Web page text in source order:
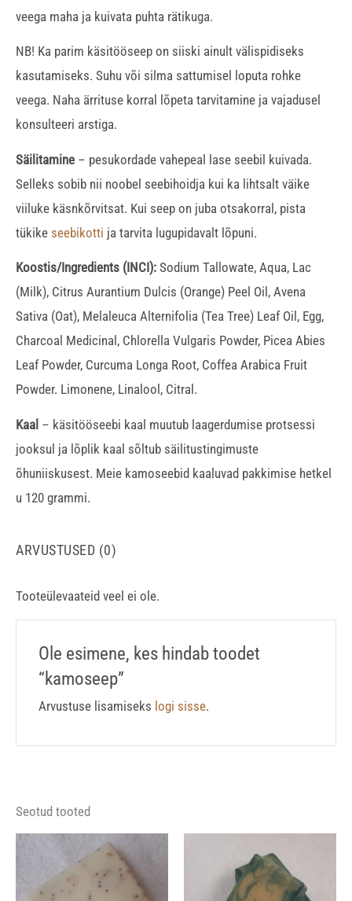
veega maha ja kuivata puhta rätikuga.
NB! Ka parim käsitööseep on siiski ainult välispidiseks
kasutamiseks. Suhu või silma sattumisel loputa rohke
veega. Naha ärrituse korral lõpeta tarvitamine ja vajadusel
konsulteeri arstiga.
Säilitamine – pesukordade vahepeal lase seebil kuivada.
Selleks sobib nii noobel seebihoidja kui ka lihtsalt väike
viiluke käsnkõrvitsat. Kui seep on juba otsakorral, pista
tükike seebikotti ja tarvita lugupidavalt lõpuni.
Koostis/Ingredients (INCI): Sodium Tallowate, Aqua, Lac
(Milk), Citrus Aurantium Dulcis (Orange) Peel Oil, Avena
Sativa (Oat), Melaleuca Alternifolia (Tea Tree) Leaf Oil, Egg,
Charcoal Medicinal, Chlorella Vulgaris Powder, Picea Abies
Leaf Powder, Curcuma Longa Root, Coffea Arabica Fruit
Powder. Limonene, Linalool, Citral.
Kaal – käsitööseebi kaal muutub laagerdumise protsessi
jooksul ja lõplik kaal sõltub säilitustingimuste
õhuniiskusest. Meie kamoseebid kaaluvad pakkimise hetkel
u 120 grammi.
ARVUSTUSED (0)
Tooteülevaateid veel ei ole.
Ole esimene, kes hindab toodet
“kamoseep”
Arvustuse lisamiseks logi sisse.
Seotud tooted